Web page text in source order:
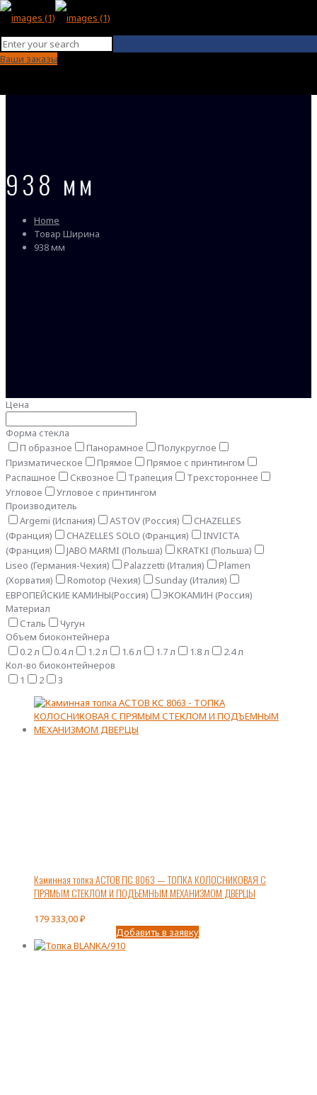
Ваши заказы
938 мм
Home
Товар Ширина
938 мм
Цена
Форма стекла
П образное
Панорамное
Полукруглое
Призматическое
Прямое
Прямое с принтингом
Распашное
Сквозное Трапеция
Трехстороннее
Угловое
Угловое с принтингом
Производитель
Argemi (Испания)
ASTOV (Россия)
CHAZELLES
(Франция)
CHAZELLES SOLO (Франция)
INVICTA
(Франция)
JABO MARMI (Польша)
KRATKI (Польша)
Liseo (Германия-Чехия)
Palazzetti (Италия)
Plamen
(Хорватия)
Romotop (Чехия)
Sunday (Италия)
ЕВРОПЕЙСКИЕ КАМИНЫ(Россия)
ЭКОКАМИН (Россия)
Материал
Сталь
Чугун
Объем биоконтейнера
0.2 л
0.4 л 1.2 л 1.6 л 1.7 л 1.8 л
2.4 л
Кол-во биоконтейнеров
1
2 3
Каминная топка АСТОВ ПС 8063 — ТОПКА КОЛОСНИКОВАЯ С
ПРЯМЫМ СТЕКЛОМ И ПОДЪЕМНЫМ МЕХАНИЗМОМ ДВЕРЦЫ
179 333,00₽
Добавить в заявку